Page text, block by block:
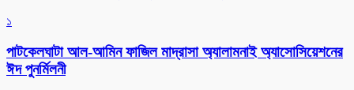
১
পাটকেলঘাটা আল-আমিন ফাজিল মাদ্রাসা অ্যালামনাই অ্যাসোসিয়েশনের
ঈদ পুনর্মিলনী